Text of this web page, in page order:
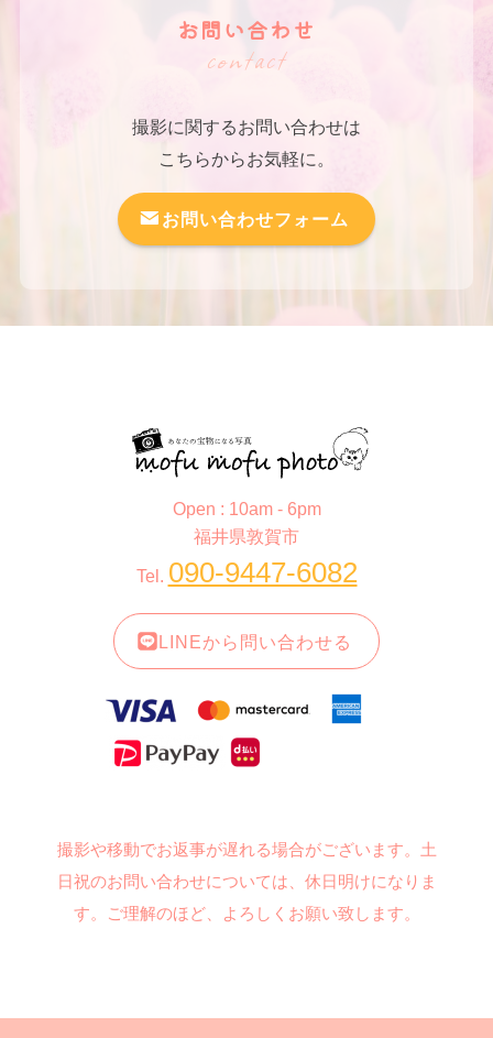
お問い合わせ
contact
撮影に関するお問い合わせは
こちらからお気軽に。
お問い合わせフォーム
Open : 10am - 6pm
福井県敦賀市
Tel. 090-9447-6082
LINEから問い合わせる
撮影や移動でお返事が遅れる場合がございます。土
日祝のお問い合わせについては、休日明けになりま
す。ご理解のほど、よろしくお願い致します。